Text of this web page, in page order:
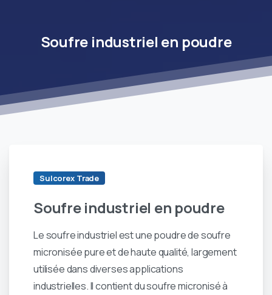
Soufre industriel en poudre
Sulcorex Trade
Soufreindustriel en poudre
Le soufre industriel est une poudre de soufre
micronisée pure et de haute qualité, largement
utilisée dans diverses applications
industrielles. Il contient du soufre micronisé à